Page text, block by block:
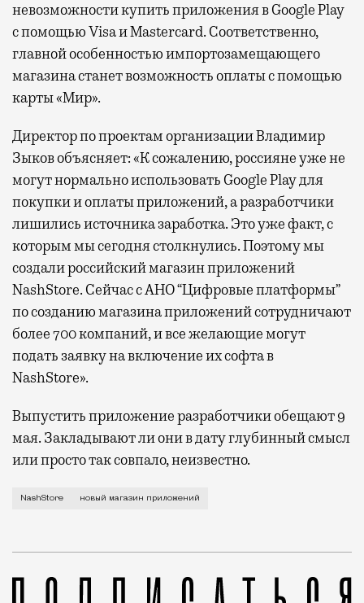
невозможности купить приложения в Google Play
с помощью Visa и Mastercard. Соответственно,
главной особенностью импортозамещающего
магазина станет возможность оплаты с помощью
карты «Мир».
Директор по проектам организации Владимир
Зыков объясняет: «К сожалению, россияне уже не
могут нормально использовать Google Play для
покупки и оплаты приложений, а разработчики
лишились источника заработка. Это уже факт, с
которым мы сегодня столкнулись. Поэтому мы
создали российский магазин приложений
NashStore. Сейчас с АНО “Цифровые платформы”
по созданию магазина приложений сотрудничают
более 700 компаний, и все желающие могут
подать заявку на включение их софта в
NashStore».
Выпустить приложение разработчики обещают 9
мая. Закладывают ли они в дату глубинный смысл
или просто так совпало, неизвестно.
В отличие от «Россграма» тут не дают
NashStore новый магазин приложений